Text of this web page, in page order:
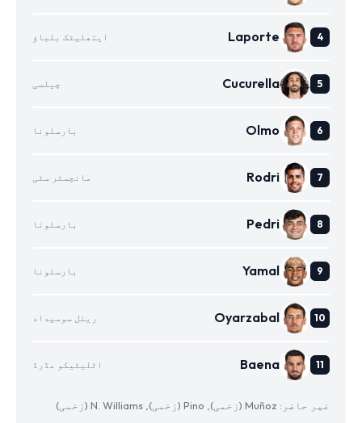
Laporte ایتھلیٹک بلباؤ
Cucurella چیلسی
Olmo بارسلونا
Rodri مانچسٹر سٹی
Pedri بارسلونا
Yamal بارسلونا
Oyarzabal ریئل سوسیداد
Baena اٹلیٹیکو مڈرڈ
غیر حاضر: Muñoz (زخمی), Pino (زخمی), N. Williams (زخمی)